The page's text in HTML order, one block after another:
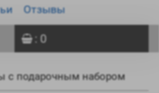
Отзывы
: 0
с подарочным набором